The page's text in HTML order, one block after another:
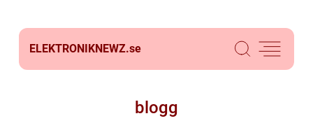
ELEKTRONIKNEWZ.se
blogg